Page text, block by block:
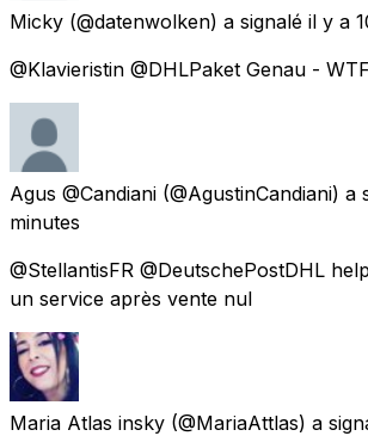
Micky (@datenwolken) a signalé il y a
@Klavieristin @DHLPaket Genau -
Agus @Candiani (@AgustinCandiani) a
minutes
@StellantisFR @DeutschePostDHL
un service après vente nul
Maria Atlas insky (@MariaAttlas) a